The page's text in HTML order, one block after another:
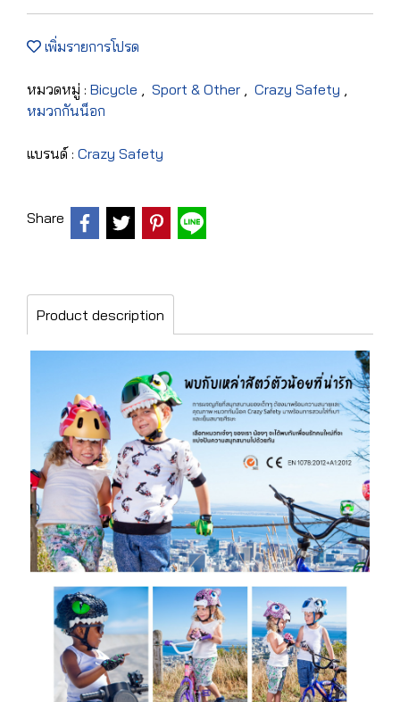
เพิ่มรายการโปรด
หมวดหมู่ : Bicycle , Sport & Other , Crazy Safety ,
หมวกกันน็อก
แบรนด์ : Crazy Safety
Share
Product description